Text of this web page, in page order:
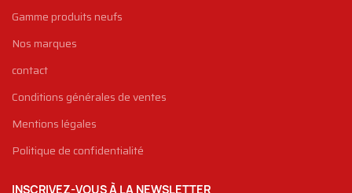
Gamme produits neufs
Nos marques
contact
Conditions générales de ventes
Mentions légales
Politique de confidentialité
INSCRIVEZ-VOUS À LA NEWSLETTER